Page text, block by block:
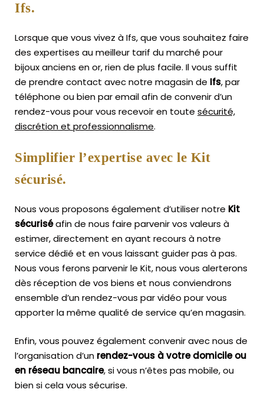
Ifs.
Lorsque que vous vivez à Ifs, que vous souhaitez faire
des expertises au meilleur tarif du marché pour
bijoux anciens en or, rien de plus facile. Il vous suffit
de prendre contact avec notre magasin de Ifs, par
téléphone ou bien par email afin de convenir d’un
rendez-vous pour vous recevoir en toute sécurité,
discrétion et professionnalisme.
Simplifier l’expertise avec le Kit
sécurisé.
Nous vous proposons également d’utiliser notre Kit
sécuriséafin de nous faire parvenir vos valeurs à
estimer, directement en ayant recours à notre
service dédié et en vous laissant guider pas à pas.
Nous vous ferons parvenir le Kit, nous vous alerterons
dès réception de vos biens et nous conviendrons
ensemble d’un rendez-vous par vidéo pour vous
apporter la même qualité de service qu’en magasin.
Enfin, vous pouvez également convenir avec nous de
l’organisation d’un rendez-vous à votre domicile ou
en réseau bancaire, si vous n’êtes pas mobile, ou
bien si cela vous sécurise.